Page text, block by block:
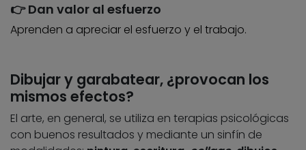
👉 Dan valor al esfuerzo
Aprenden a apreciar el esfuerzo y el trabajo.
Dibujar y garabatear, ¿provocan los
mismos efectos?
El arte, en general, se utiliza en terapias psicológicas
con buenos resultados y mediante un sinfín de